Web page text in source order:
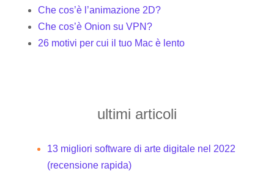
Che cos’è l’animazione 2D?
Che cos’è Onion su VPN?
26 motivi per cui il tuo Mac è lento
ultimi articoli
13 migliori software di arte digitale nel 2022
(recensione rapida)